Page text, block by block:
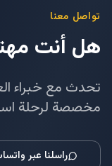
تواصل معنا
هل أنت
تحدث مع خبراء
مخصصة لرحلة
راسلنا عبر